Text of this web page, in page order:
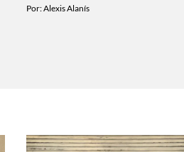
Por:Alexis Alanís